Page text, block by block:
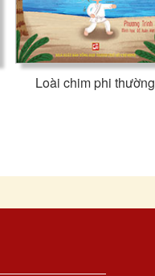
Loài chim phi thường